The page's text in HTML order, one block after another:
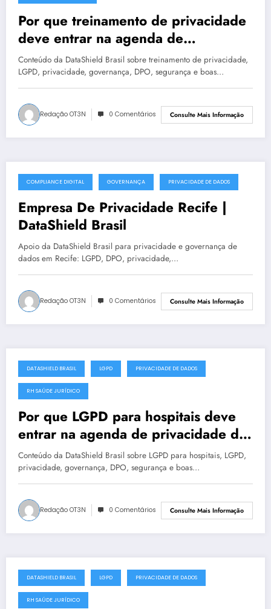
Por que treinamento de privacidade
deve entrar na agenda de
privacidade da sua empresa?
#0409
Conteúdo da DataShield Brasil sobre treinamento de privacidade,
LGPD, privacidade, governança, DPO, segurança e boas…
Redação OT3N 0 Comentários Consulte Mais Informação
julho 14, 2025
COMPLIANCE DIGITAL GOVERNANÇA PRIVACIDADE DE DADOS
Empresa De Privacidade Recife |
DataShield Brasil
Apoio da DataShield Brasil para privacidade e governança de
dados em Recife: LGPD, DPO, privacidade,…
Redação OT3N 0 Comentários Consulte Mais Informação
julho 13, 2025
DATASHIELD BRASIL LGPD PRIVACIDADE DE DADOS
RH SAÚDE JURÍDICO
Por que LGPD para hospitais deve
entrar na agenda de privacidade da
sua empresa? #0334
Conteúdo da DataShield Brasil sobre LGPD para hospitais, LGPD,
privacidade, governança, DPO, segurança e boas…
Redação OT3N 0 Comentários Consulte Mais Informação
julho 11, 2025
DATASHIELD BRASIL LGPD PRIVACIDADE DE DADOS
RH SAÚDE JURÍDICO